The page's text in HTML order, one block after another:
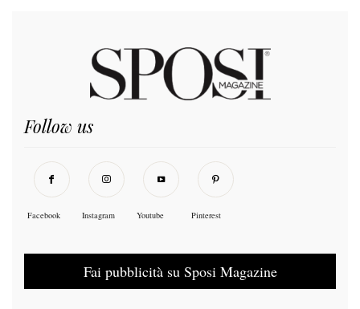
Follow us
Facebook Instagram Youtube Pinterest
Fai pubblicità su Sposi Magazine